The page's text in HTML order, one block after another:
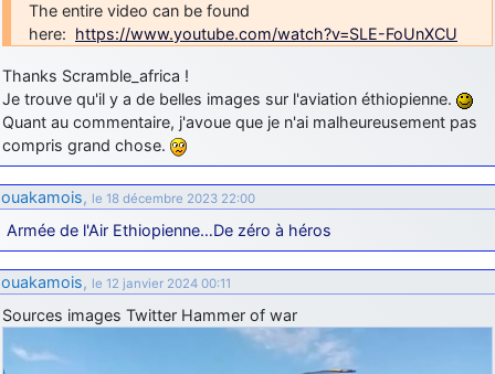
The entire video can be found
here: https://www.youtube.com/watch?v=SLE-FoUnXCU
Thanks Scramble_africa !
Je trouve qu'il y a de belles images sur l'aviation éthiopienne.
Quant au commentaire, j'avoue que je n'ai malheureusement pas
compris grand chose.
ouakamois, le 18 décembre 2023 22:00
Armée de l'Air Ethiopienne…De zéro à héros
ouakamois, le 12 janvier 2024 00:11
Sources images Twitter Hammer of war